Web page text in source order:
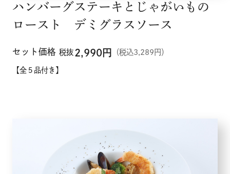
ハンバーグステーキとじゃがいもの
ロースト デミグラスソース
セット価格 税抜 2,990円 （税込3,289円）
【全５品付き】